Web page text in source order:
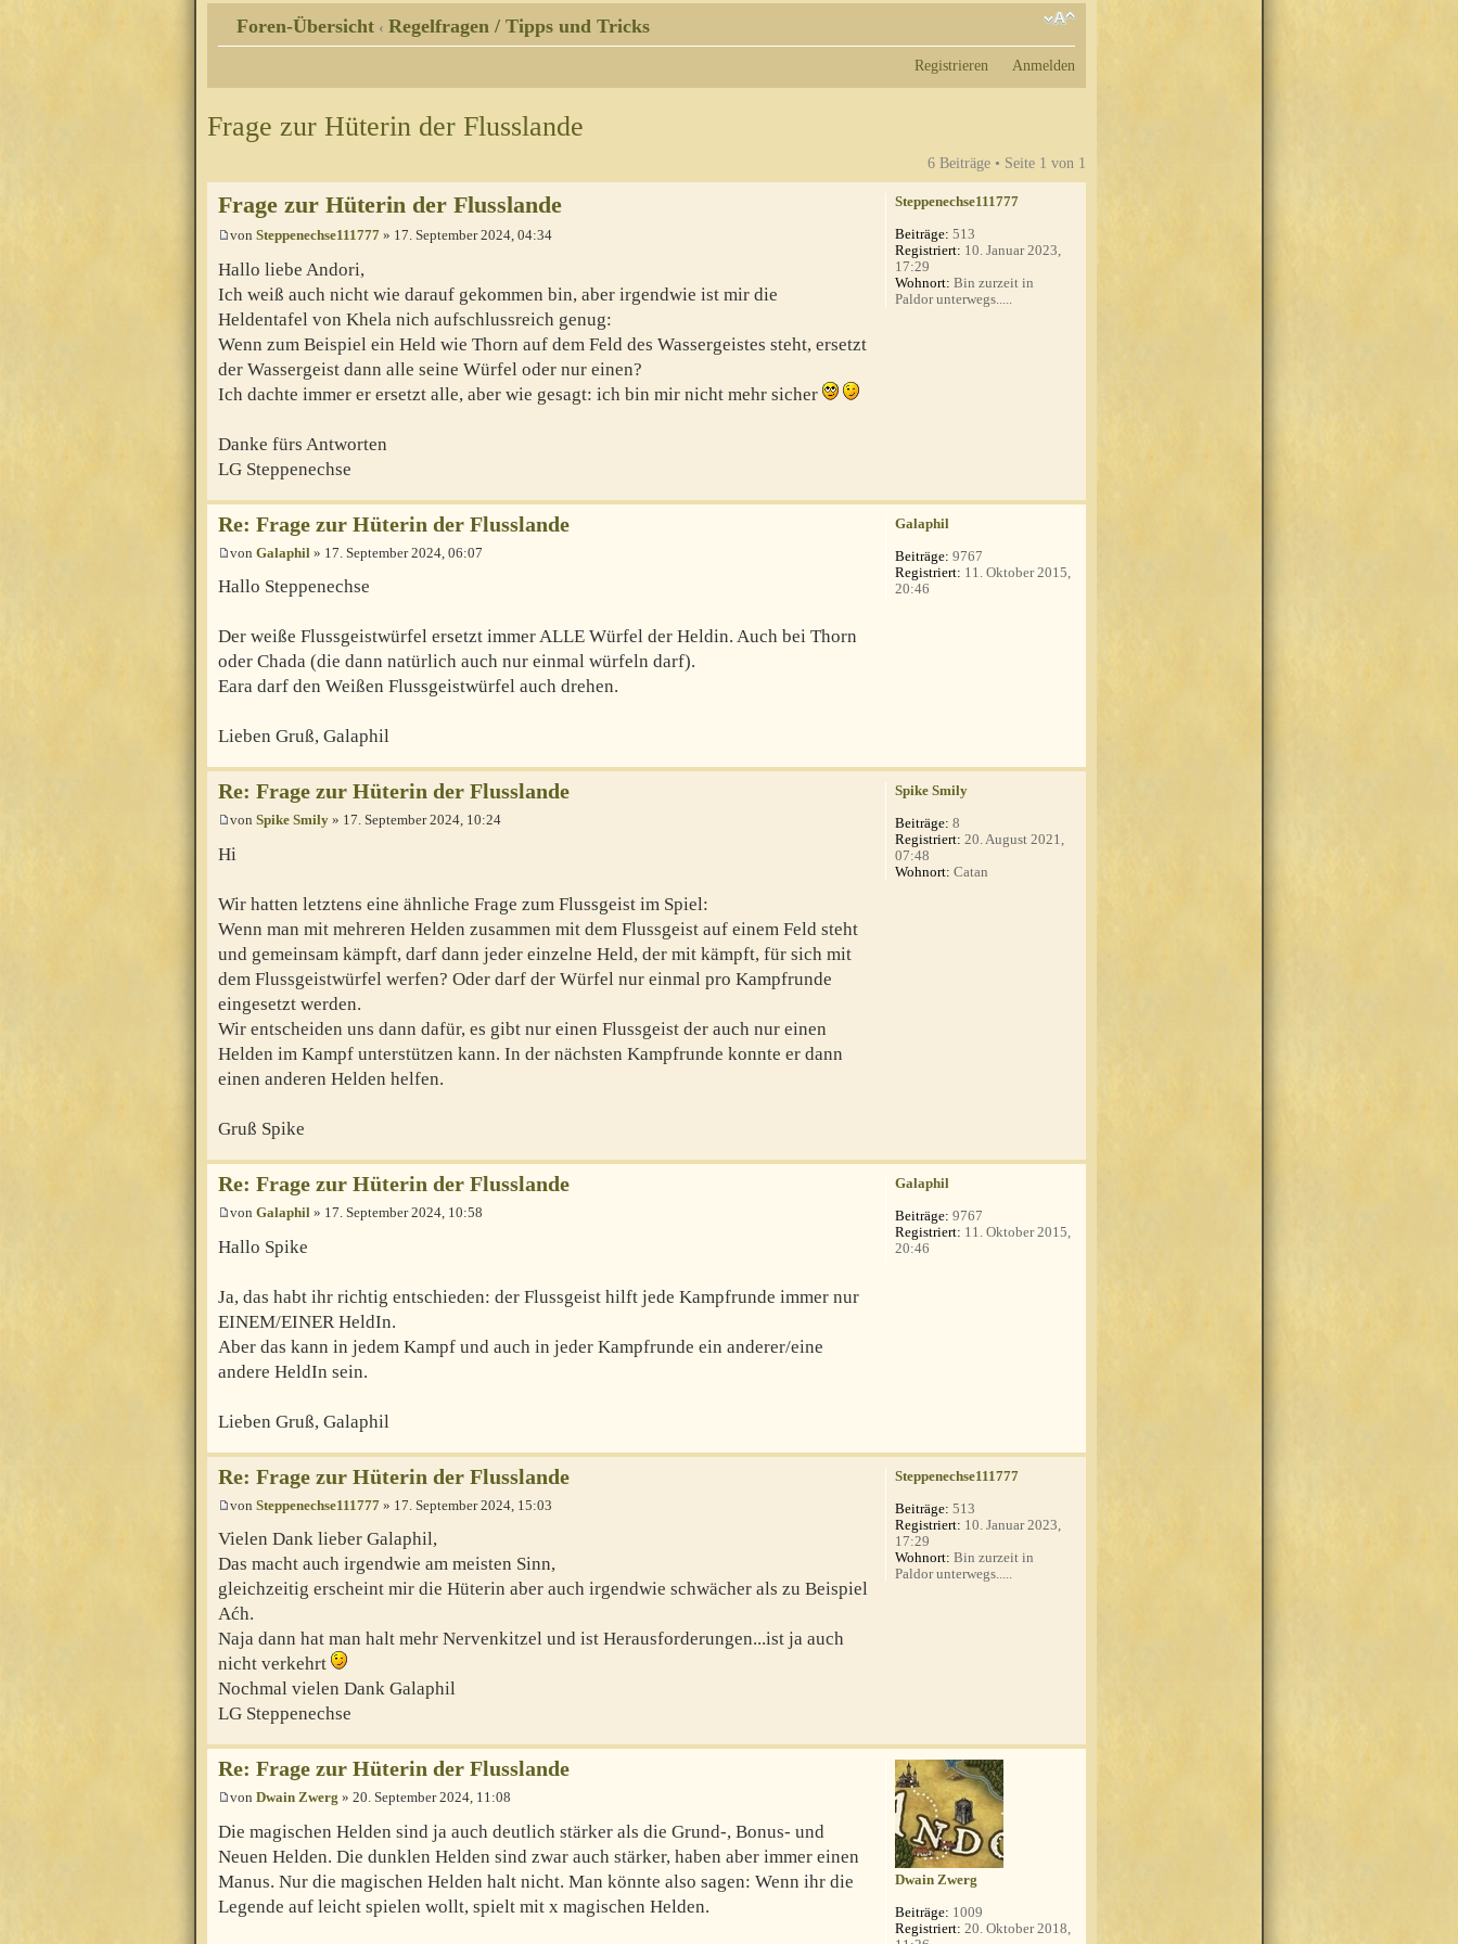
Foren-Übersicht ‹ Regelfragen / Tipps und Tricks
Registrieren Anmelden
Frage zur Hüterin der Flusslande
6 Beiträge • Seite 1 von 1
Frage zur Hüterin der Flusslande
von Steppenechse111777 » 17. September 2024, 04:34
Hallo liebe Andori,
Ich weiß auch nicht wie darauf gekommen bin, aber irgendwie ist mir die
Heldentafel von Khela nich aufschlussreich genug:
Wenn zum Beispiel ein Held wie Thorn auf dem Feld des Wassergeistes steht, ersetzt
der Wassergeist dann alle seine Würfel oder nur einen?
Ich dachte immer er ersetzt alle, aber wie gesagt: ich bin mir nicht mehr sicher
Danke fürs Antworten
LG Steppenechse
Steppenechse111777
Beiträge: 513
Registriert: 10. Januar 2023,
17:29
Wohnort: Bin zurzeit in
Paldor unterwegs.....
Re: Frage zur Hüterin der Flusslande
von Galaphil » 17. September 2024, 06:07
Hallo Steppenechse
Der weiße Flussgeistwürfel ersetzt immer ALLE Würfel der Heldin. Auch bei Thorn
oder Chada (die dann natürlich auch nur einmal würfeln darf).
Eara darf den Weißen Flussgeistwürfel auch drehen.
Lieben Gruß, Galaphil
Galaphil
Beiträge: 9767
Registriert: 11. Oktober 2015,
20:46
Re: Frage zur Hüterin der Flusslande
von Spike Smily » 17. September 2024, 10:24
Hi
Wir hatten letztens eine ähnliche Frage zum Flussgeist im Spiel:
Wenn man mit mehreren Helden zusammen mit dem Flussgeist auf einem Feld steht
und gemeinsam kämpft, darf dann jeder einzelne Held, der mit kämpft, für sich mit
dem Flussgeistwürfel werfen? Oder darf der Würfel nur einmal pro Kampfrunde
eingesetzt werden.
Wir entscheiden uns dann dafür, es gibt nur einen Flussgeist der auch nur einen
Helden im Kampf unterstützen kann. In der nächsten Kampfrunde konnte er dann
einen anderen Helden helfen.
Gruß Spike
Spike Smily
Beiträge: 8
Registriert: 20. August 2021,
07:48
Wohnort: Catan
Re: Frage zur Hüterin der Flusslande
von Galaphil » 17. September 2024, 10:58
Hallo Spike
Ja, das habt ihr richtig entschieden: der Flussgeist hilft jede Kampfrunde immer nur
EINEM/EINER HeldIn.
Aber das kann in jedem Kampf und auch in jeder Kampfrunde ein anderer/eine
andere HeldIn sein.
Lieben Gruß, Galaphil
Galaphil
Beiträge: 9767
Registriert: 11. Oktober 2015,
20:46
Re: Frage zur Hüterin der Flusslande
von Steppenechse111777 » 17. September 2024, 15:03
Vielen Dank lieber Galaphil,
Das macht auch irgendwie am meisten Sinn,
gleichzeitig erscheint mir die Hüterin aber auch irgendwie schwächer als zu Beispiel
Aćh.
Naja dann hat man halt mehr Nervenkitzel und ist Herausforderungen...ist ja auch
nicht verkehrt
Nochmal vielen Dank Galaphil
LG Steppenechse
Steppenechse111777
Beiträge: 513
Registriert: 10. Januar 2023,
17:29
Wohnort: Bin zurzeit in
Paldor unterwegs.....
Re: Frage zur Hüterin der Flusslande
von Dwain Zwerg » 20. September 2024, 11:08
Die magischen Helden sind ja auch deutlich stärker als die Grund-, Bonus- und
Neuen Helden. Die dunklen Helden sind zwar auch stärker, haben aber immer einen
Manus. Nur die magischen Helden halt nicht. Man könnte also sagen: Wenn ihr die
Legende auf leicht spielen wollt, spielt mit x magischen Helden.
Dwain Zwerg
Beiträge: 1009
Registriert: 20. Oktober 2018,